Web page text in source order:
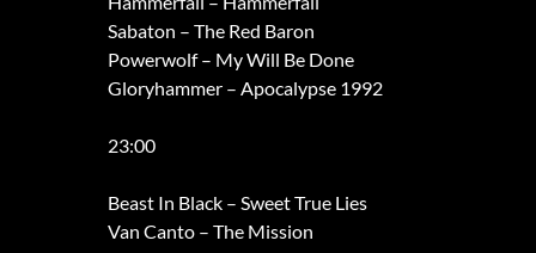
Sabaton – The Red Baron
Powerwolf – My Will Be Done
Gloryhammer – Apocalypse 1992
23:00
Beast In Black – Sweet True Lies
Van Canto – The Mission